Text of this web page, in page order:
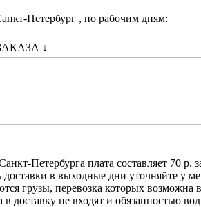
Петербург , по рабочим дням:
↓
Петербурга плата составляет 70
в выходные дни уточняйте у
грузы, перевозка которых возможна
в доставку не входят и обязанностью